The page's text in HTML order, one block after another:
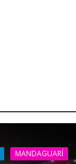
MANDAGUARÍ